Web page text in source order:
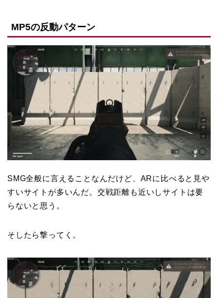
MP5の反動パターン
SMG全般に言えることなんだけど、ARに比べると見や
すいサイトが多いんだ。交戦距離も近いしサイトは要
らないと思う。
そしたら撃ってく。